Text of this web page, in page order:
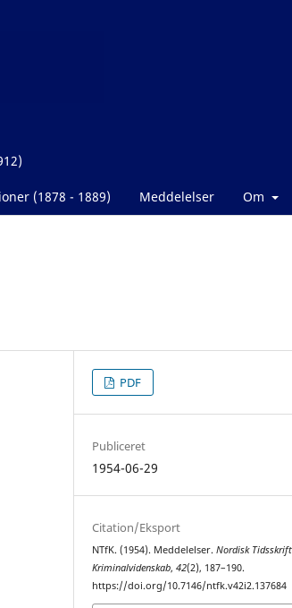
(1878 - 1889) Meddelelser Om
PDF
Publiceret
1954-06-29
Citation/Eksport
NTfK. (1954). Meddelelser.Nordisk
Kriminalvidenskab,42(2), 187–190.
https://doi.org/10.7146/ntfk.v42i2.137684